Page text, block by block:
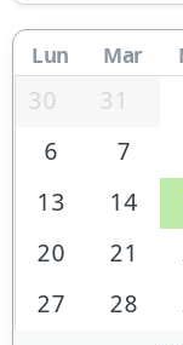
Lun Mar
30 31
6
7
13
14
20
21
27
28